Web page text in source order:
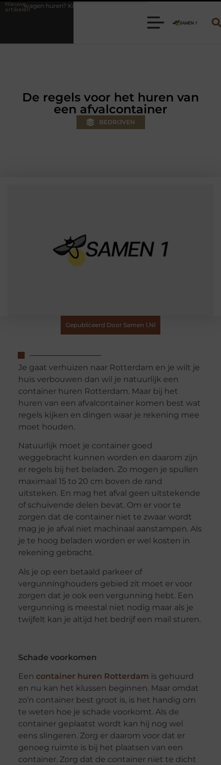
Nieuwe
artikelen
Kies de juiste aanhanger voor jouw klus
De regels voor het huren van
een afvalcontainer
BEDRIJVEN
Gepubliceerd Door Samen 1.nl
Je gaat verhuizen naar Rotterdam en je wilt je
huis verbouwen dan wil je natuurlijk een
container huren Rotterdam. Maar bij het
huren van een afvalcontainer komen best wat
regels kijken en dingen waar je rekening mee
moet houden.
Natuurlijk moet je container goed
weggebracht kunnen worden en daarom zijn
er regels bij het beladen. Zo mogen je spullen
maximaal 15 to 20 cm boven de rand
uitsteken. En mag het afval geen uitstekende
of schuivende delen bevat. Om er voor te
zorgen dat de container niet te zwaar wordt
mag je je afval niet machinaal aanstampen. Als
je te hoog beladen worden er wel kosten in
rekening gebracht.
Als je op een betaald parkeer of
vergunninghouders gebied zit moet er voor
zorgen dat je ook een vergunning hebt. Een
vergunning is meestal niet nodig maar als je
twijfelt kan je altijd het bedrijf een mail sturen.
Schade voorkomen
Een container huren Rotterdam is gehuurd
en nu kan het klussen beginnen. Maar omdat
zo’n container best groot is, is het handig om
te weten hoe je schade voorkomt. Als de
container geplaatst wordt kan hij nog wel
eens slingeren. Zorg er daarom voor dat er
genoeg ruimte is bij het plaatsen van een
container. Zorg dat de container niet te dicht